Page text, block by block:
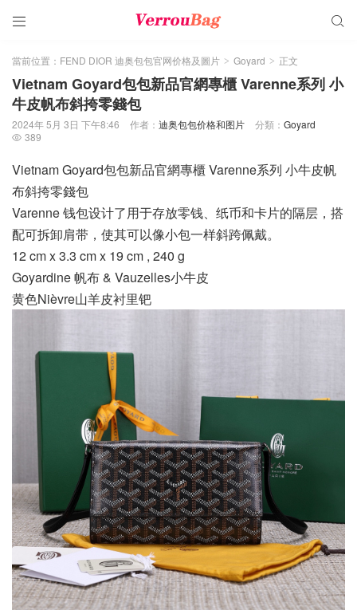
 
當前位置： FEND DIOR 迪奥包包官网价格及圖片 > Goyard > 正文
Vietnam Goyard包包新品官網專櫃 Varenne系列 小
牛皮帆布斜挎零錢包
2024年 5月 3日 下午8:46 作者： 迪奥包包价格和图片 分類： Goyard
 389
Vietnam Goyard包包新品官網專櫃 Varenne系列 小牛皮帆
布斜挎零錢包
Varenne 钱包设计了用于存放零钱、纸币和卡片的隔层，搭
配可拆卸肩带，使其可以像小包一样斜跨佩戴。
12 cm x 3.3 cm x 19 cm , 240 g
Goyardine 帆布 & Vauzelles小牛皮
黄色Nièvre山羊皮衬里钯